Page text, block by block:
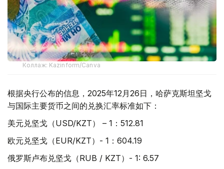
Коллаж: Kazinform/Canva
根据央行公布的信息，2025年12月26日，哈萨克斯坦坚戈
与国际主要货币之间的兑换汇率标准如下：
美元兑坚戈（USD/KZT） – 1：512.81
欧元兑坚戈（EUR/KZT）- 1：604.19
俄罗斯卢布兑坚戈（RUB / KZT）- 1: 6.57